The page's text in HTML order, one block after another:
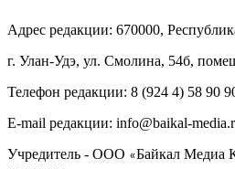
Адрес редакции: 670000,
г. Улан-Удэ, ул. Смолина, 54б,
Телефон редакции: ‎‎8 (924 4) 58 90
E-mail редакции: info@baikal-
Учредитель - ООО «Байкал Медиа